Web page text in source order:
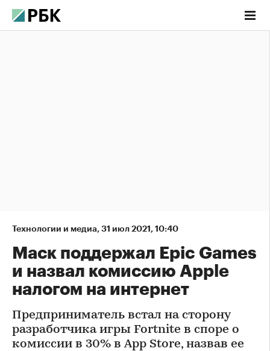
Технологии и медиа, 31 июл 2021, 10:40
Маск поддержал Epic Games
и назвал комиссию Apple
налогом на интернет
Предприниматель встал на сторону
разработчика игры Fortnite в споре о
комиссии в 30% в App Store, назвав ее